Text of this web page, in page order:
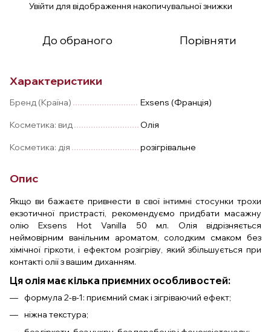
Увійти для відображення накопичувальної знижки
До обраного Порівняти
Характеристики
Бренд (Країна) Exsens (Франція)
Косметика: вид Олія
Косметика: дія розігрівальне
Опис
Якщо ви бажаєте привнести в свої інтимні стосунки трохи
екзотичної пристрасті, рекомендуємо придбати масажну
олію Exsens Hot Vanilla 50 мл. Олія відрізняється
неймовірним ванільним ароматом, солодким смаком без
хімічної гіркоти, і ефектом розігріву, який збільшується при
контакті олії з вашим диханням.
Ця олія має кілька приємних особливостей:
формула 2-в-1: приємний смак і зігріваючий ефект;
ніжна текстура;